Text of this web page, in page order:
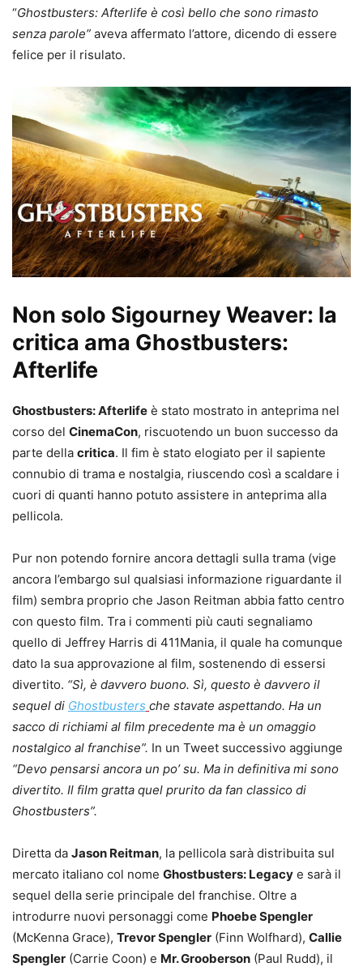
“Ghostbusters: Afterlife è così bello che sono rimasto
senza parole” aveva affermato l’attore, dicendo di essere
felice per il risulato.
Non solo Sigourney Weaver: la
critica ama Ghostbusters:
Afterlife
Ghostbusters: Afterlife è stato mostrato in anteprima nel
corso del CinemaCon, riscuotendo un buon successo da
parte della critica. Il fim è stato elogiato per il sapiente
connubio di trama e nostalgia, riuscendo così a scaldare i
cuori di quanti hanno potuto assistere in anteprima alla
pellicola.
Pur non potendo fornire ancora dettagli sulla trama (vige
ancora l’embargo sul qualsiasi informazione riguardante il
film) sembra proprio che Jason Reitman abbia fatto centro
con questo film. Tra i commenti più cauti segnaliamo
quello di Jeffrey Harris di 411Mania, il quale ha comunque
dato la sua approvazione al film, sostenendo di essersi
divertito. “Sì, è davvero buono. Sì, questo è davvero il
sequel di Ghostbusters che stavate aspettando. Ha un
sacco di richiami al film precedente ma è un omaggio
nostalgico al franchise”. In un Tweet successivo aggiunge
“Devo pensarsi ancora un po’ su. Ma in definitiva mi sono
divertito. Il film gratta quel prurito da fan classico di
Ghostbusters”.
Diretta da Jason Reitman, la pellicola sarà distribuita sul
mercato italiano col nome Ghostbusters: Legacy e sarà il
sequel della serie principale del franchise. Oltre a
introdurre nuovi personaggi come Phoebe Spengler
(McKenna Grace), Trevor Spengler (Finn Wolfhard), Callie
Spengler (Carrie Coon) e Mr. Grooberson (Paul Rudd), il